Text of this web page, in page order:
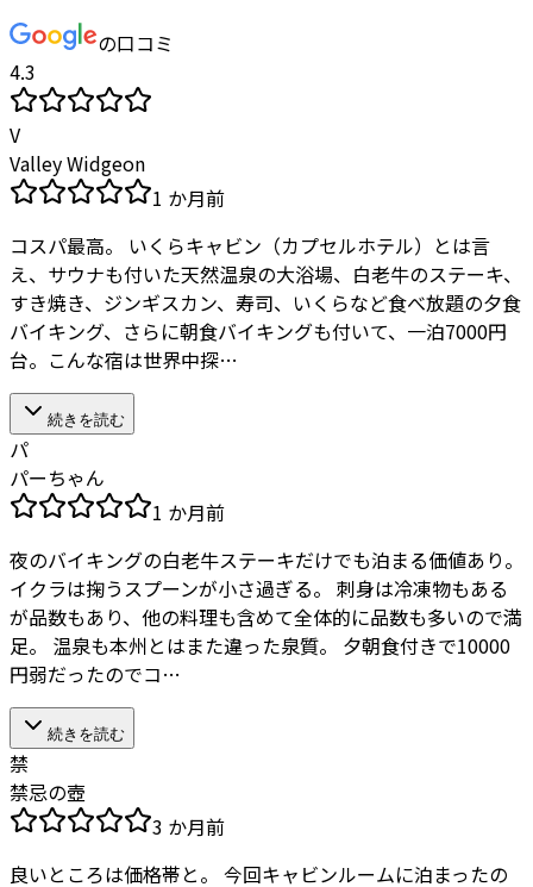
の口コミ
4.3
V
Valley Widgeon
1 か月前
コスパ最高。 いくらキャビン（カプセルホテル）とは言
え、サウナも付いた天然温泉の大浴場、白老牛のステーキ、
すき焼き、ジンギスカン、寿司、いくらなど食べ放題の夕食
バイキング、さらに朝食バイキングも付いて、一泊7000円
台。こんな宿は世界中探…
続きを読む
パ
パーちゃん
1 か月前
夜のバイキングの白老牛ステーキだけでも泊まる価値あり。
イクラは掬うスプーンが小さ過ぎる。 刺身は冷凍物もある
が品数もあり、他の料理も含めて全体的に品数も多いので満
足。 温泉も本州とはまた違った泉質。 夕朝食付きで10000
円弱だったのでコ…
続きを読む
禁
禁忌の壺
3 か月前
良いところは価格帯と。 今回キャビンルームに泊まったの